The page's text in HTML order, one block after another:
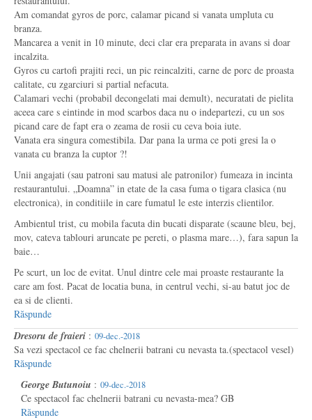
Am comandat gyros de porc, calamar picand si vanata umpluta cu
branza.
Mancarea a venit in 10 minute, deci clar era preparata in avans si doar
incalzita.
Gyros cu cartofi prajiti reci, un pic reincalziti, carne de porc de proasta
calitate, cu zgarciuri si partial nefacuta.
Calamari vechi (probabil decongelati mai demult), necuratati de pielita
aceea care s eintinde in mod scarbos daca nu o indepartezi, cu un sos
picand care de fapt era o zeama de rosii cu ceva boia iute.
Vanata era singura comestibila. Dar pana la urma ce poti gresi la o
vanata cu branza la cuptor ?!
Unii angajati (sau patroni sau matusi ale patronilor) fumeaza in incinta
restaurantului. „Doamna” in etate de la casa fuma o tigara clasica (nu
electronica), in conditiile in care fumatul le este interzis clientilor.
Ambientul trist, cu mobila facuta din bucati disparate (scaune bleu, bej,
mov, cateva tablouri aruncate pe pereti, o plasma mare…), fara sapun la
baie…
Pe scurt, un loc de evitat. Unul dintre cele mai proaste restaurante la
care am fost. Pacat de locatia buna, in centrul vechi, si-au batut joc de
ea si de clienti.
Răspunde
Dresoru de fraieri : 09-dec.-2018
Sa vezi spectacol ce fac chelnerii batrani cu nevasta ta.(spectacol vesel)
Răspunde
George Butunoiu : 09-dec.-2018
Ce spectacol fac chelnerii batrani cu nevasta-mea? GB
Răspunde